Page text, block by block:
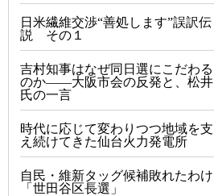
日米繊維交渉“善処します”誤訳伝
説 その１
吉村知事はなぜ同日選にこだわる
のか――大阪市会の反発と、松井
氏の一言
時代に応じて変わりつつ地域を支
え続けてきた仙台火力発電所
自民・維新タッグ候補敗れたわけ
「世田谷区長選」